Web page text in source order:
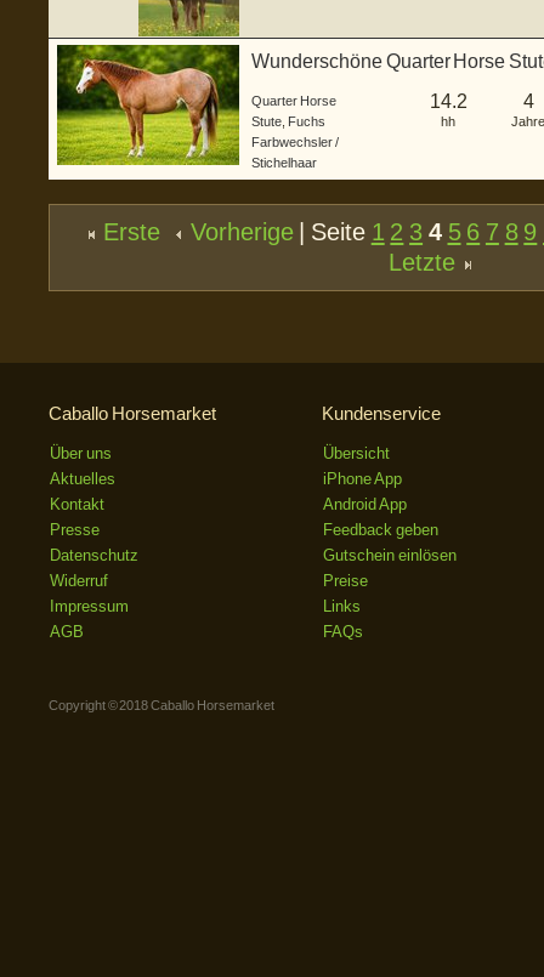
Wunderschöne Quarter Horse
Quarter Horse
Stute Fuchs
Farbwechsler /
Stichelhaar
14.2
hh
4
Jahre
Erste Vorherige| Seite 1 2 3 4 5 6 7 8 9
Letzte
Caballo Horsemarket
Über uns
Aktuelles
Kontakt
Presse
Datenschutz
Widerruf
Impressum
AGB
Kundenservice
Übersicht
iPhone App
Android App
Feedback geben
Gutschein einlösen
Preise
Links
FAQs
Copyright © 2018 Caballo Horsemarket